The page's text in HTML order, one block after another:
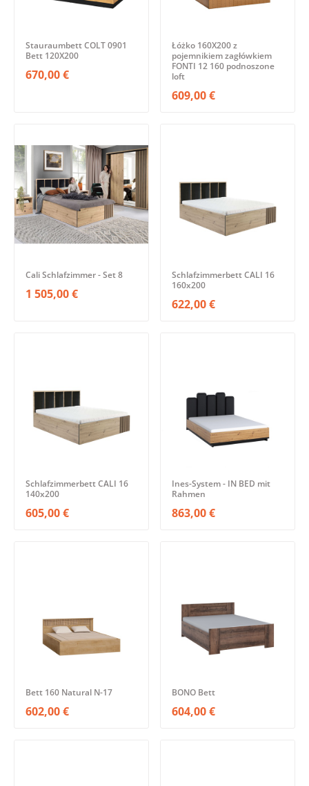
Stauraumbett COLT 0901
Bett 120X200
670,00 €
Łóżko 160X200 z
pojemnikiem zagłówkiem
FONTI 12 160 podnoszone
loft
609,00 €
Cali Schlafzimmer - Set 8
1 505,00 €
Schlafzimmerbett CALI 16
160x200
622,00 €
Schlafzimmerbett CALI 16
140x200
605,00 €
Ines-System - IN BED mit
Rahmen
863,00 €
Bett 160 Natural N-17
602,00 €
BONO Bett
604,00 €